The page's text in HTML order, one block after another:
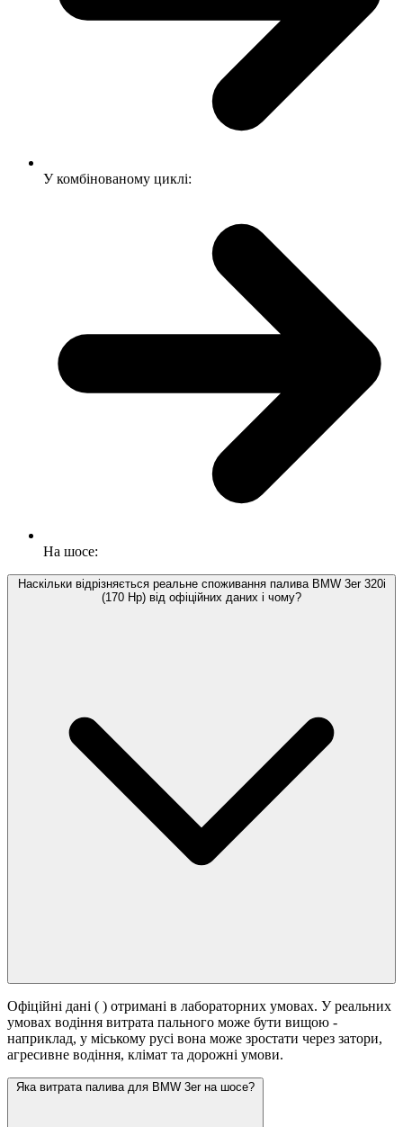
У комбінованому циклі:
На шосе:
Наскільки відрізняється реальне споживання палива BMW 3er 320i
(170 Hp) від офіційних даних і чому?
Офіційні дані ( ) отримані в лабораторних умовах. У реальних
умовах водіння витрата пального може бути вищою -
наприклад, у міському русі вона може зростати через затори,
агресивне водіння, клімат та дорожні умови.
Яка витрата палива для BMW 3er на шосе?